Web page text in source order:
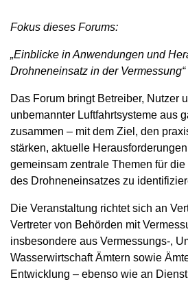
Fokus dieses Forums:
„Einblicke in Anwendungen und
Drohneneinsatz in der Vermessung“
Das Forum bringt Betreiber, Nutzer
unbemannter Luftfahrtsysteme aus
zusammen – mit dem Ziel, den
stärken, aktuelle
gemeinsam zentrale Themen für
des Drohneneinsatzes zu
Die Veranstaltung richtet sich an
Vertreter von Behörden mit
insbesondere aus Vermessungs-,
Wasserwirtschaft Ämtern sowie
Entwicklung – ebenso wie an